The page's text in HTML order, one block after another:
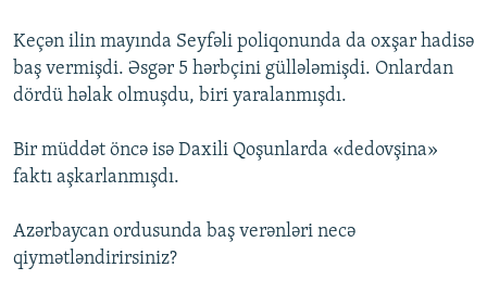
Keçən ilin mayında Seyfəli poliqonunda da oxşar hadisə
baş vermişdi. Əsgər 5 hərbçini güllələmişdi. Onlardan
dördü həlak olmuşdu, biri yaralanmışdı.
Bir müddət öncə isə Daxili Qoşunlarda «dedovşina»
faktı aşkarlanmışdı.
Azərbaycan ordusunda baş verənləri necə
qiymətləndirirsiniz?